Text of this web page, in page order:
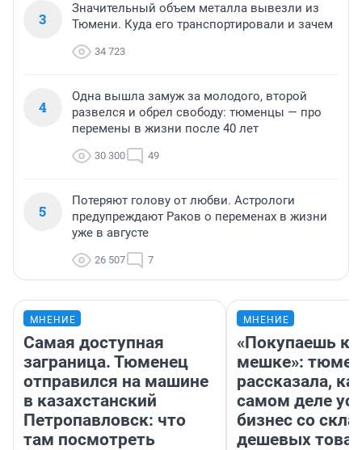
3
Значительный объем металла вывезли из
Тюмени. Куда его транспортировали и зачем
34 723
4
Одна вышла замуж за молодого, второй
развелся и обрел свободу: тюменцы — про
перемены в жизни после 40 лет
30 300 49
5
Потеряют голову от любви. Астрологи
предупреждают Раков о переменах в жизни
уже в августе
26 507 7
МНЕНИЕ
Самая доступная
заграница. Тюменец
отправился на машине
в казахстанский
Петропавловск: что
там посмотреть
МНЕНИЕ
«Покупаешь
мешке»:
рассказала,
самом деле
бизнес со
дешевых